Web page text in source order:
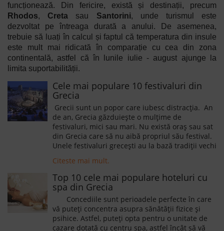
funcționează. Din fericire, există și destinații, precum
Rhodos, Creta sau Santorini, unde turismul este
dezvoltat pe întreaga durată a anului. De asemenea,
trebuie să luați în calcul și faptul că temperatura din insule
este mult mai ridicată în comparație cu cea din zona
continentală, astfel că în lunile iulie - august ajunge la
limita suportabilității.
Cele mai populare 10 festivaluri din
Grecia
Grecii sunt un popor care iubesc distracția. An
de an, Grecia găzduiește o mulțime de
festivaluri, mici sau mari. Nu există oraș sau sat
din Grecia care să nu aibă propriul său festival.
Unele festivaluri grecești au la bază tradiții vechi
practică cu sfințenie și astăzi. Cu toate acestea,
în Grecia se organizează și numeroase
festivaluri care celebrează arta modernă,
muzica, dansul și preparatele tradiționale.
Participarea de festivaluri este o metodă plăcută
de a descoperi cultura grecească, iar odată ce
veți lua parte la unele dintre festivaluri
Citeste mai mult.
Top 10 cele mai populare hoteluri cu
spa din Grecia
Concediile sunt perioadele perfecte în care
vă puteți concentra asupra sănătății fizice și
psihice. Astfel, puteți opta pentru o unitate de
cazare dotată cu centru spa, astfel încât să vă